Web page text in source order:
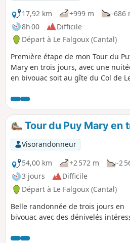
17,92 km +999 m
-686
8h 00
Difficile
Départ à Le Falgoux (Cantal)
Première étape de mon Tour du
Mary en trois jours, avec une
en bivouac soit au gîte du Col de
Tour du Puy Mary en
Visorandonneur
54,00 km
+2 572 m
-2
3 jours
Difficile
Départ à Le Falgoux (Cantal)
Belle randonnée de trois jours en
bivouac avec des dénivelés